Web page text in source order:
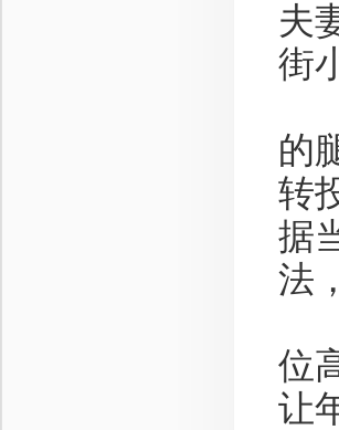
夫
街
的
转
据
法
位
让